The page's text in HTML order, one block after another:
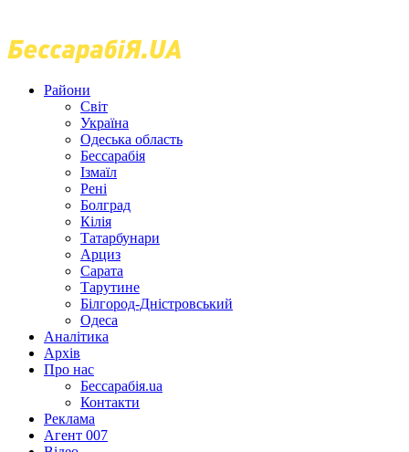
Райони
Світ
Україна
Одеська область
Бессарабія
Ізмаїл
Рені
Болград
Кілія
Татарбунари
Арциз
Сарата
Тарутине
Білгород-Дністровський
Одеса
Аналітика
Архів
Про нас
Бессарабія.ua
Контакти
Реклама
Агент 007